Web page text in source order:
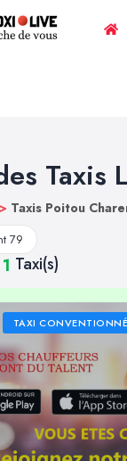
Taxis
> Taxis Poitou
79
1 Taxi(s)
TAXI CONVENTIONNÉ